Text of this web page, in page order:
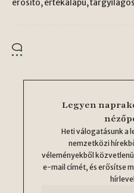
erősítő, értékalapú,
Legyen
Heti válogatásunk a
nemzetközi
véleményekből
e-mail címét, és erősítse